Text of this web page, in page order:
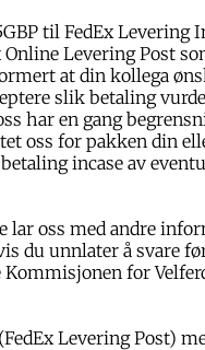
til FedEx
Levering Post
at din kollega
slik betaling
har en gang
oss for pakken din
incase av
oss med andre
du unnlater å svare
for
Levering Post)